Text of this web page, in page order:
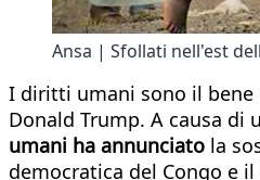
Ansa | Sfollati nell'est
I diritti umani sono il bene
Donald Trump. A causa
umani ha annunciato la
democratica del Congo e